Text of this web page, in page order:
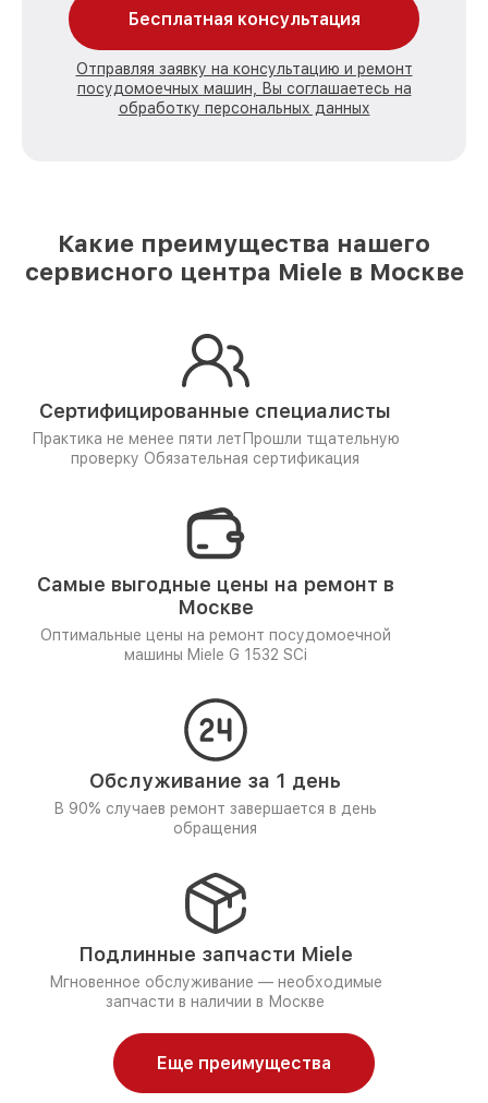
Бесплатная консультация
Отправляя заявку на консультацию и ремонт
посудомоечных машин, Вы соглашаетесь на
обработку персональных данных
Какие преимущества нашего
сервисного центра Miele в Москве
Сертифицированные специалисты
Практика не менее пяти лет Прошли тщательную
проверку Обязательная сертификация
Самые выгодные цены на ремонт в
Москве
Оптимальные цены на ремонт посудомоечной
машины Miele G 1532 SCi
Обслуживание за 1 день
В 90% случаев ремонт завершается в день
обращения
Подлинные запчасти Miele
Мгновенное обслуживание — необходимые
запчасти в наличии в Москве
Еще преимущества